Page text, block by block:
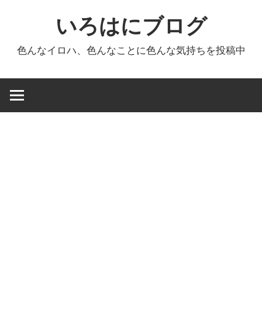
ツ
ス
いろはにブログ
色んなイロハ、色んなことに色んな気持ちを投稿中